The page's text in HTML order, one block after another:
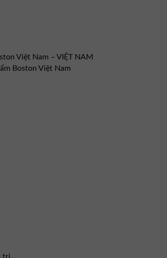
Việt Nam – VIỆT NAM
Boston Việt Nam
trị.